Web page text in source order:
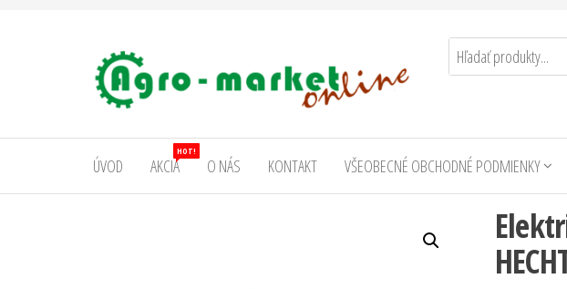
ÚVOD AKCIA
HOT!
O NÁS KONTAKT VŠEOBECNÉ OBCHODNÉ PODMIENKY